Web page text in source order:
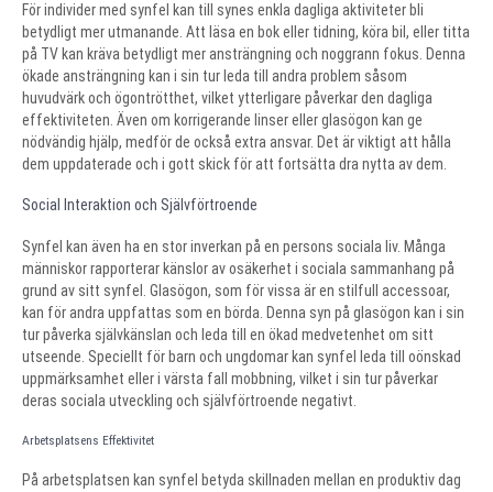
För individer med synfel kan till synes enkla dagliga aktiviteter bli
betydligt mer utmanande. Att läsa en bok eller tidning, köra bil, eller titta
på TV kan kräva betydligt mer ansträngning och noggrann fokus. Denna
ökade ansträngning kan i sin tur leda till andra problem såsom
huvudvärk och ögontrötthet, vilket ytterligare påverkar den dagliga
effektiviteten. Även om korrigerande linser eller glasögon kan ge
nödvändig hjälp, medför de också extra ansvar. Det är viktigt att hålla
dem uppdaterade och i gott skick för att fortsätta dra nytta av dem.
Social Interaktion och Självförtroende
Synfel kan även ha en stor inverkan på en persons sociala liv. Många
människor rapporterar känslor av osäkerhet i sociala sammanhang på
grund av sitt synfel. Glasögon, som för vissa är en stilfull accessoar,
kan för andra uppfattas som en börda. Denna syn på glasögon kan i sin
tur påverka självkänslan och leda till en ökad medvetenhet om sitt
utseende. Speciellt för barn och ungdomar kan synfel leda till oönskad
uppmärksamhet eller i värsta fall mobbning, vilket i sin tur påverkar
deras sociala utveckling och självförtroende negativt.
Arbetsplatsens Effektivitet
På arbetsplatsen kan synfel betyda skillnaden mellan en produktiv dag